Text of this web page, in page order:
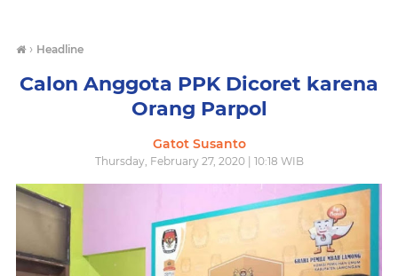
› Headline
Calon Anggota PPK Dicoret karena
Orang Parpol
Gatot Susanto
Thursday, February 27, 2020 | 10:18 WIB